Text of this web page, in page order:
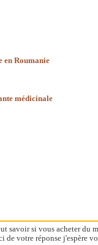
en Roumanie
médicinale
savoir si vous acheter du
de votre réponse j'espère